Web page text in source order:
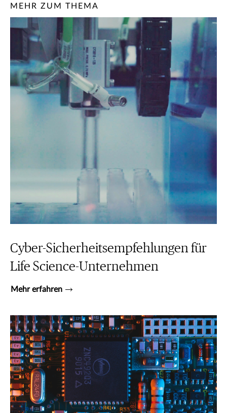
MEHR ZUM THEMA
Cyber-Sicherheitsempfehlungen für
Life Science-Unternehmen
Mehr erfahren